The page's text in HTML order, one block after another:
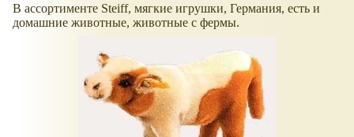
В ассортименте Steiff, мягкие игрушки, Германия, есть и
домашние животные, животные с фермы.